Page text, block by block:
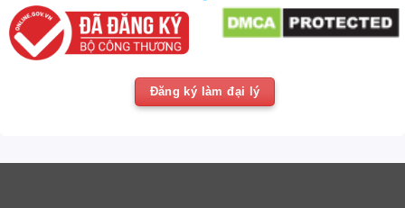
Đăng ký làm đại lý